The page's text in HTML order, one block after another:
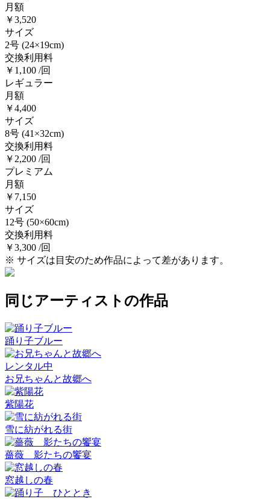
月額
￥3,520
サイズ
2号 (24×19cm)
交換利用料
￥1,100 /回
レギュラー
月額
￥4,400
サイズ
8号 (41×32cm)
交換利用料
￥2,200 /回
プレミアム
月額
￥7,150
サイズ
12号 (50×60cm)
交換利用料
￥3,300 /回
※ サイズは目安のため作品によって差があります。
同じアーティストの作品
踊り子ブルー
レンタル中
お兄ちゃんと故郷へ
紫陽花
雪に紡がれる街
薔薇 影たちの饗宴
窓越しの春